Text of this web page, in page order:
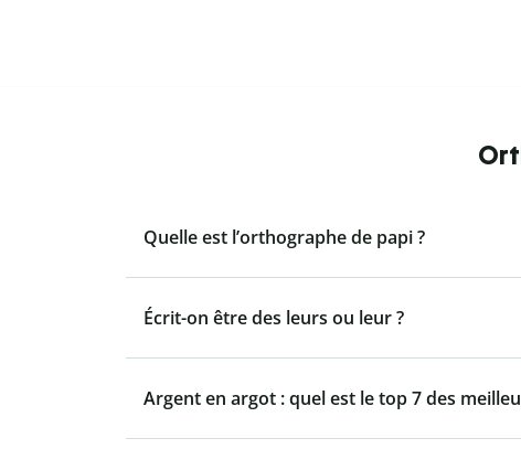
Quelle est l’orthographe de papi ?
Écrit-on être des leurs ou leur ?
Argent en argot : quel est le top 7 des